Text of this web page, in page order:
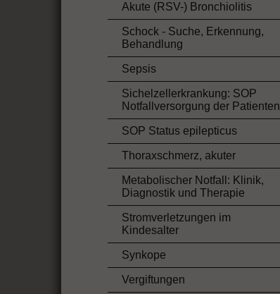
Akute (RSV-) Bronchiolitis
Schock - Suche, Erkennung,
Behandlung
Sepsis
Sichelzellerkrankung: SOP
Notfallversorgung der Patienten
SOP Status epilepticus
Thoraxschmerz, akuter
Metabolischer Notfall: Klinik,
Diagnostik und Therapie
Stromverletzungen im
Kindesalter
Synkope
Vergiftungen